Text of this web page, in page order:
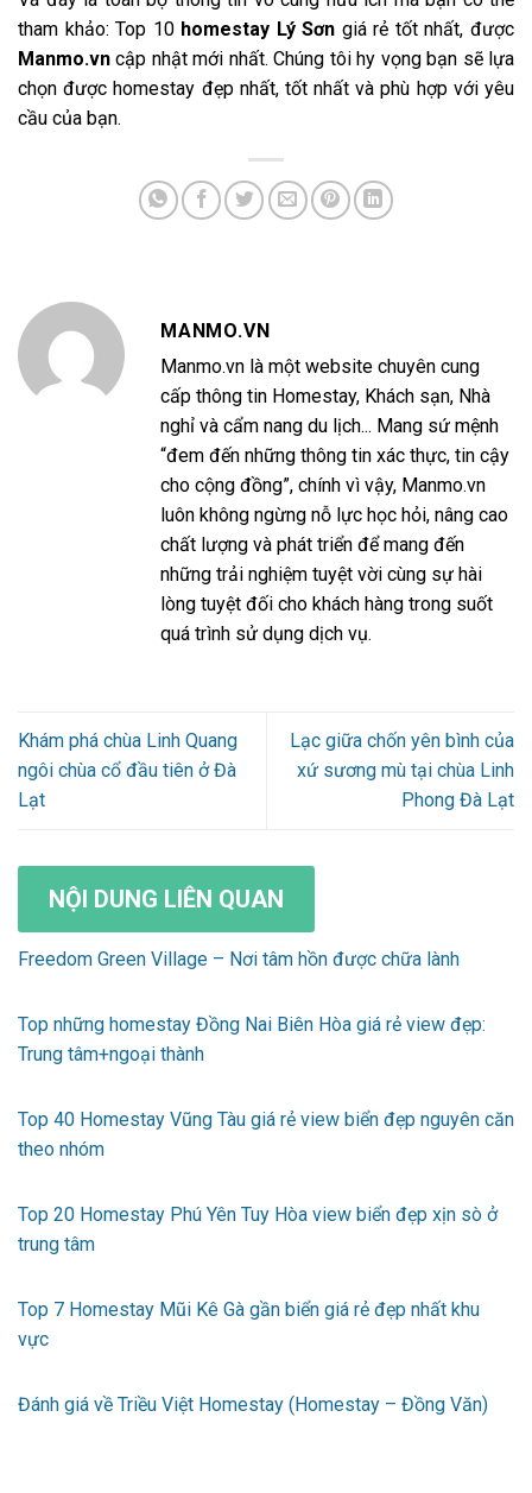
tham khảo: Top 10 homestay Lý Sơn giá rẻ tốt nhất, được
Manmo.vn cập nhật mới nhất. Chúng tôi hy vọng bạn sẽ lựa
chọn được homestay đẹp nhất, tốt nhất và phù hợp với yêu
cầu của bạn.
MANMO.VN
Manmo.vn là một website chuyên cung
cấp thông tin Homestay, Khách sạn, Nhà
nghỉ và cẩm nang du lịch... Mang sứ mệnh
“đem đến những thông tin xác thực, tin cậy
cho cộng đồng”, chính vì vậy, Manmo.vn
luôn không ngừng nỗ lực học hỏi, nâng cao
chất lượng và phát triển để mang đến
những trải nghiệm tuyệt vời cùng sự hài
lòng tuyệt đối cho khách hàng trong suốt
quá trình sử dụng dịch vụ.
Khám phá chùa Linh Quang
ngôi chùa cổ đầu tiên ở Đà
Lạt
Lạc giữa chốn yên bình của
xứ sương mù tại chùa Linh
Phong Đà Lạt
NỘI DUNG LIÊN QUAN
Freedom Green Village – Nơi tâm hồn được chữa lành
Top những homestay Đồng Nai Biên Hòa giá rẻ view đẹp:
Trung tâm+ngoại thành
Top 40 Homestay Vũng Tàu giá rẻ view biển đẹp nguyên căn
theo nhóm
Top 20 Homestay Phú Yên Tuy Hòa view biển đẹp xịn sò ở
trung tâm
Top 7 Homestay Mũi Kê Gà gần biển giá rẻ đẹp nhất khu
vực
Đánh giá về Triều Việt Homestay (Homestay – Đồng Văn)